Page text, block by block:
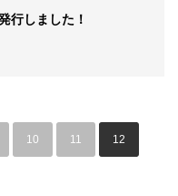
行しました！
10 11 12